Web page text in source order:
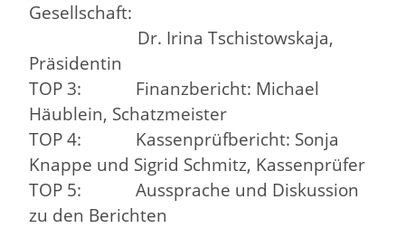
Gesellschaft:
Dr. Irina Tschistowskaja,
Präsidentin
TOP 3: Finanzbericht: Michael
Häublein, Schatzmeister
TOP 4: Kassenprüfbericht: Sonja
Knappe und Sigrid Schmitz, Kassenprüfer
TOP 5: Aussprache und Diskussion
zu den Berichten